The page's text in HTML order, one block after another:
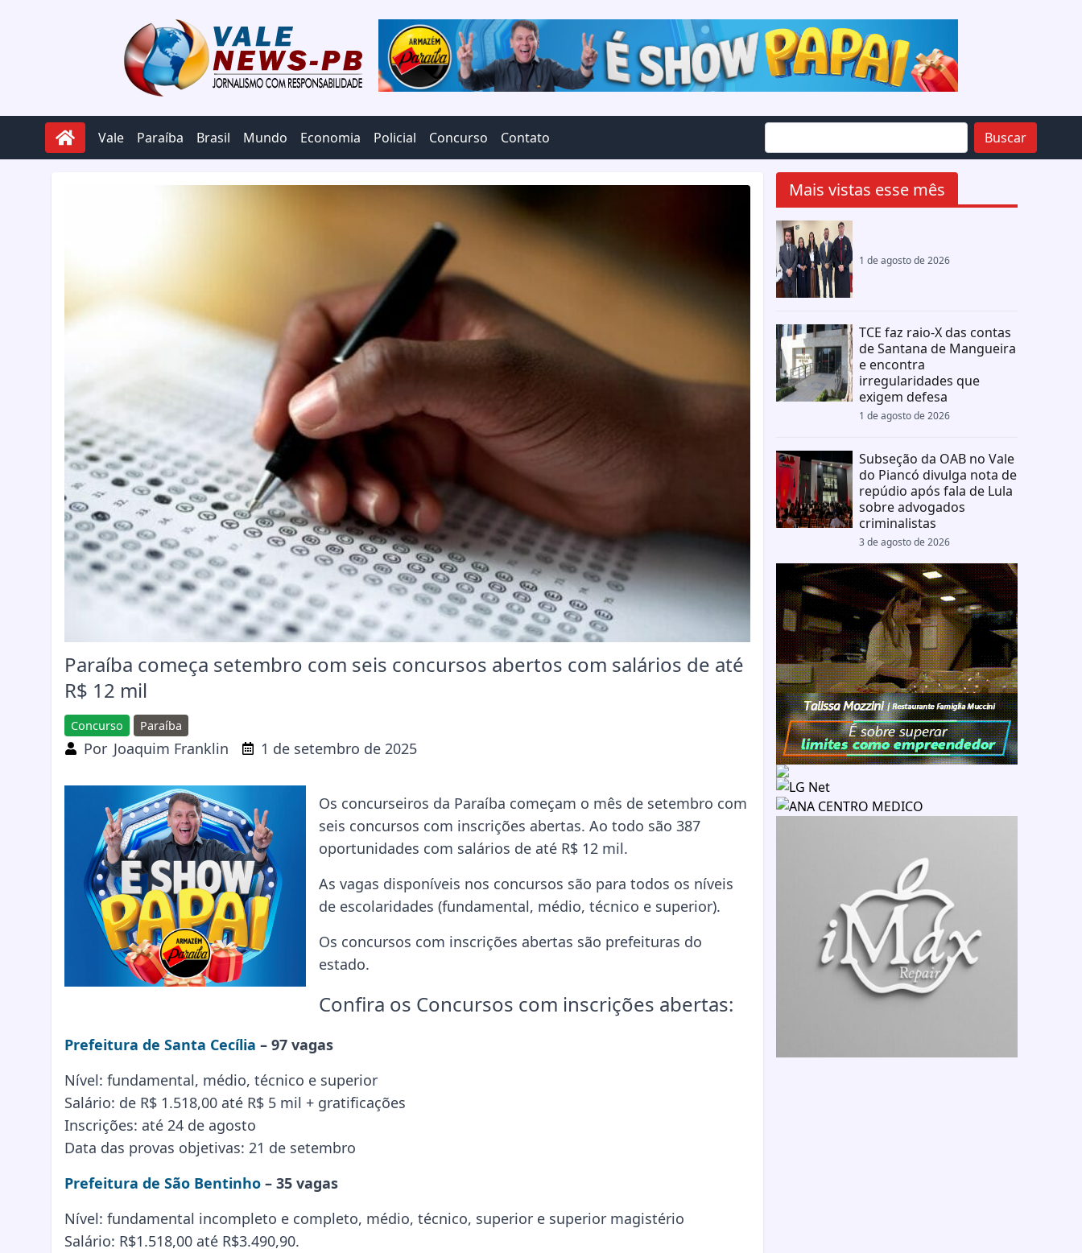
Vale Paraíba Brasil Mundo Economia Policial Concurso Contato Buscar
Paraíba começa setembro com seis concursos abertos com salários de até
R$ 12 mil
Concurso Paraíba
Por Joaquim Franklin 1 de setembro de 2025
Os concurseiros da Paraíba começam o mês de setembro com
seis concursos com inscrições abertas. Ao todo são 387
oportunidades com salários de até R$ 12 mil.
As vagas disponíveis nos concursos são para todos os níveis
de escolaridades (fundamental, médio, técnico e superior).
Os concursos com inscrições abertas são prefeituras do
estado.
Confira os Concursos com inscrições abertas:
Prefeitura de Santa Cecília – 97 vagas
Nível: fundamental, médio, técnico e superior
Salário: de R$ 1.518,00 até R$ 5 mil + gratificações
Inscrições: até 24 de agosto
Data das provas objetivas: 21 de setembro
Prefeitura de São Bentinho – 35 vagas
Nível: fundamental incompleto e completo, médio, técnico, superior e superior magistério
Salário: R$1.518,00 até R$3.490,90.
Mais vistas esse mês
1 de agosto de 2026
TCE faz raio-X das contas
de Santana de Mangueira
e encontra
irregularidades que
exigem defesa
1 de agosto de 2026
Subseção da OAB no Vale
do Piancó divulga nota de
repúdio após fala de Lula
sobre advogados
criminalistas
3 de agosto de 2026